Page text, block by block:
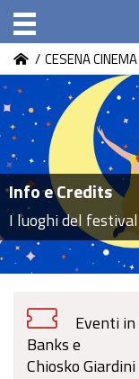
/ CESENA CINEMA
Info e Credits
I luoghi del
Eventi
Banks e
Chiosko